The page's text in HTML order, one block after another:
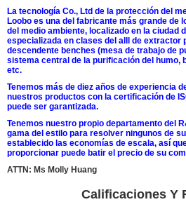
La tecnología Co., Ltd de la protección del
Loobo es una del fabricante más grande de
del medio ambiente, localizado en la ciudad
especializada en clases del alll de extractor
descendente benches (mesa de trabajo de
sistema central de la purificación del humo,
etc.
Tenemos más de diez años de experiencia
nuestros productos con la certificación de
puede ser garantizada.
Tenemos nuestro propio departamento del
gama del estilo para resolver ningunos de
establecido las economías de escala, así
proporcionar puede batir el precio de su
ATTN: Ms Molly Huang
Calificaciones Y